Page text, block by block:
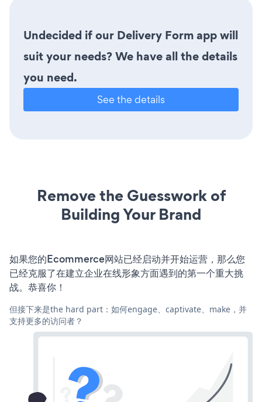
Undecided if our Delivery Form app will
suit your needs? We have all the details
you need.
See the details
Remove the Guesswork of
Building Your Brand
如果您的Ecommerce网站已经启动并开始运营，那么您
已经克服了在建立企业在线形象方面遇到的第一个重大挑
战。恭喜你！
但接下来是the hard part：如何engage、captivate、make，并
支持更多的访问者？